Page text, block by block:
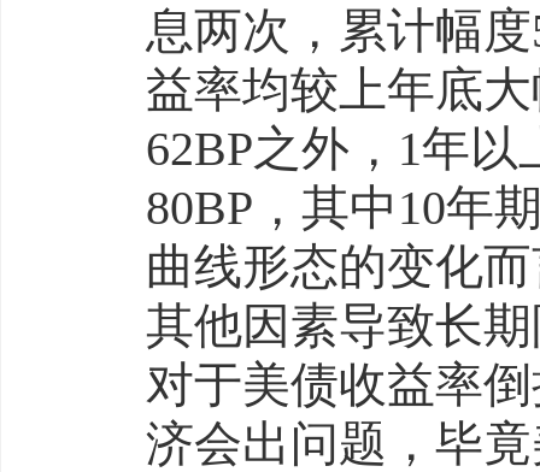
息两次，累计幅
益率均较上年底
62BP之外，1年
80BP，其中10年
曲线形态的变化
其他因素导致长
对于美债收益率
济会出问题，毕